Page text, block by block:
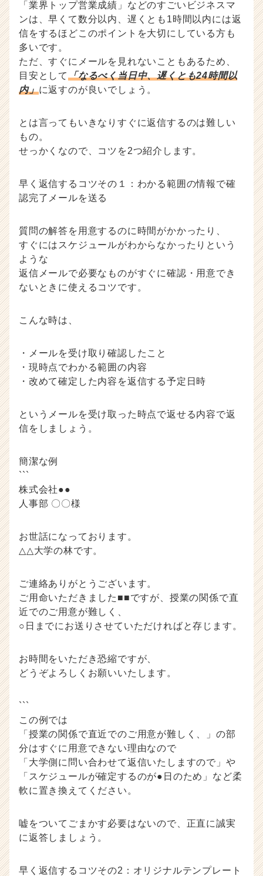
「業界トップ営業成績」などのすごいビジネスマ
ンは、早くて数分以内、遅くとも1時間以内には返
信をするほどこのポイントを大切にしている方も
多いです。
ただ、すぐにメールを見れないこともあるため、
目安として「なるべく当日中、遅くとも24時間以
内」に返すのが良いでしょう。
とは言ってもいきなりすぐに返信するのは難しい
もの。
せっかくなので、コツを2つ紹介します。
早く返信するコツその１：わかる範囲の情報で確
認完了メールを送る
質問の解答を用意するのに時間がかかったり、
すぐにはスケジュールがわからなかったりという
ような
返信メールで必要なものがすぐに確認・用意でき
ないときに使えるコツです。
こんな時は、
・メールを受け取り確認したこと
・現時点でわかる範囲の内容
・改めて確定した内容を返信する予定日時
というメールを受け取った時点で返せる内容で返
信をしましょう。
簡潔な例
```
株式会社●●
人事部 〇〇様
お世話になっております。
△△大学の林です。
ご連絡ありがとうございます。
ご用命いただきました■■ですが、授業の関係で直
近でのご用意が難しく、
○日までにお送りさせていただければと存じます。
お時間をいただき恐縮ですが、
どうぞよろしくお願いいたします。
```
この例では
「授業の関係で直近でのご用意が難しく、」の部
分はすぐに用意できない理由なので
「大学側に問い合わせて返信いたしますので」や
「スケジュールが確定するのが●日のため」など柔
軟に置き換えてください。
嘘をついてごまかす必要はないので、正直に誠実
に返答しましょう。
早く返信するコツその2：オリジナルテンプレート